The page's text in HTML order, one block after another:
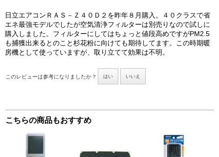
日立エアコンＲＡＳ－Ｚ４０Ｄ２を昨年８月購入。４０クラスで省
エネ最強モデルでしたが空気清浄フィルターは別売りなので試しに
購入しました。フィルターにしてはちょっと値段高めですがPM2.5
も捕獲出来るとのこと杉花粉に向けても期待してます。この時期暖
房機として使っていますが、取り立てて効果は不明。
このレビューは参考になりましたか？ はい いいえ
こちらの商品もおすすめ